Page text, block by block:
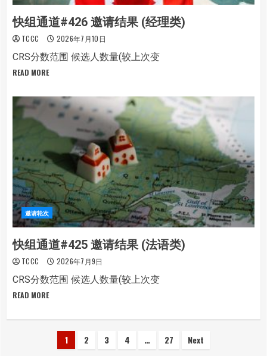
快组通道#426 邀请结果 (经理类)
TCCC 2026年7月10日
CRS分数范围 候选人数量(较上次变
READ MORE
邀请轮次
快组通道#425 邀请结果 (法语类)
TCCC 2026年7月9日
CRS分数范围 候选人数量(较上次变
READ MORE
文
1 2 3 4 … 27 Next